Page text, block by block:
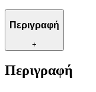
Περιγραφή
+
Περιγραφή